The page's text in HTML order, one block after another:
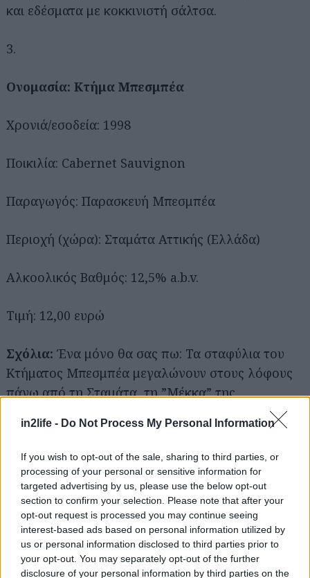
in2life - Do Not Process My Personal Information
If you wish to opt-out of the sale, sharing to third parties, or
processing of your personal or sensitive information for
targeted advertising by us, please use the below opt-out
section to confirm your selection. Please note that after your
opt-out request is processed you may continue seeing
interest-based ads based on personal information utilized by
us or personal information disclosed to third parties prior to
your opt-out. You may separately opt-out of the further
disclosure of your personal information by third parties on the
και εδέσματα με κοκκινιστή σάλτσα.
3.
Ονομασία: Κτήμα Μπεσμπέα
Χρονιά/εσοδεία: 1998
Ποικιλία: Cabernet Sauvignon
Παραγωγός: Παρασκευή Μπεσμπέα
Περιοχή (χώρα): Σταμάτα Αττικής (Ελλάδα)
Αλκοολικός Βαθμός: 12,5% a.b.v.
Τιμή: 12,00 ευρώ
Σχόλια: Ένα μόνο θα σας πω: Τα σταφύλια του
Κτήματος Μπεσμπέα μεγαλώνουν στους λόφους
πάνω από τη Σταμάτα, τη ”Μέκκα” της
κρεατοφαγίας στο Λεκανοπέδιο της Αττικής! Το
Κτήμα Μπεσμπέαείναι ένα γλυκό, σωστά τανικό
κόκκινο κρασί με έντονα αρώματα και πλούσιο
ρουμπινί χρώμα. Μην παρασυρθείτε όμως από
την κομψότητά του και το θεωρήσετε σνομπ.
Είπαμε, με την τσίκνα από τις ψησταριές της
περιοχής είναι παλιοί γνώριμοι. Απολαύστε το
λοιπόν άφοβα με ζουμερά παϊδάκια, μπριζόλες και
ό,τι καλό βγάλει η θράκα αυτή την Τσικνοπέμπτη.